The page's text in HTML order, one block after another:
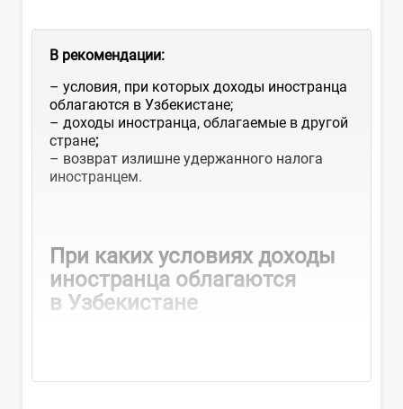
В рекомендации:
– условия, при которых доходы иностранца
облагаются в Узбекистане;
– доходы иностранца, облагаемые в другой
стране;
– возврат излишне удержанного налога
иностранцем.
При каких условиях доходы
иностранца облагаются
в Узбекистане